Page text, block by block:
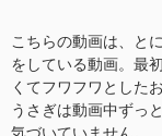
こちらの動画は、と
をしている動画。最
くてフワフワとした
うさぎは動画中ずっ